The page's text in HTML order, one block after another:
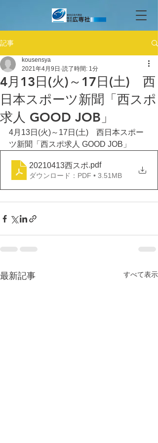
記事
4月13日(火)～17日(土) 西
日本スポーツ新聞「西スポ
求人 GOOD JOB」
kousensya
2021年4月9日 読了時間: 1分
4月13日(火)～17日(土)　西日本スポー
ツ新聞「西スポ求人 GOOD JOB」
20210413西スポ.pdf
ダウンロード：PDF • 3.51MB
最新記事 すべて表示